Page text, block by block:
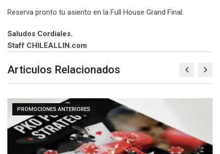
Reserva pronto tu asiento en la Full House Grand Final.
Saludos Cordiales.
Staff CHILEALLIN.com
Articulos Relacionados